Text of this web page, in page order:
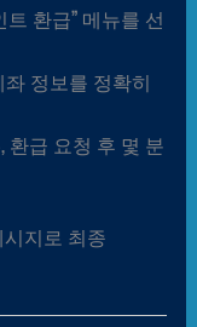
환급” 메뉴를 선
정보를 정확히
환급 요청 후 몇 분
지로 최종